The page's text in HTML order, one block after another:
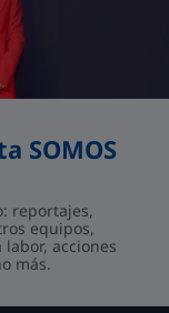
SOMOS
reportajes,
equipos,
acciones
más.